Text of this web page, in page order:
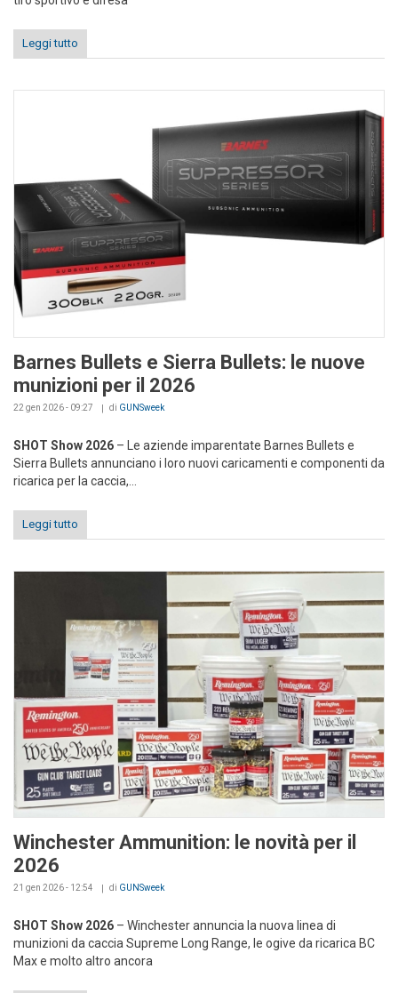
Leggi tutto
Barnes Bullets e Sierra Bullets: le nuove
munizioni per il 2026
22 gen 2026 - 09:27 di GUNSweek
SHOT Show 2026 – Le aziende imparentate Barnes Bullets e
Sierra Bullets annunciano i loro nuovi caricamenti e componenti da
ricarica per la caccia,...
Leggi tutto
Winchester Ammunition: le novità per il
2026
21 gen 2026 - 12:54 di GUNSweek
SHOT Show 2026 – Winchester annuncia la nuova linea di
munizioni da caccia Supreme Long Range, le ogive da ricarica BC
Max e molto altro ancora